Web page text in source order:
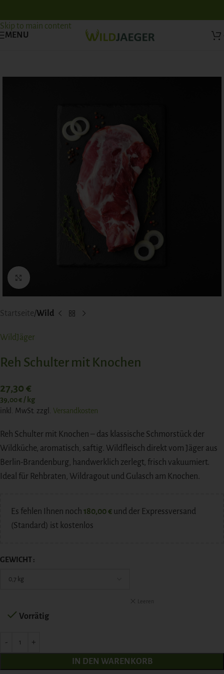
Skip to main content
MENU
Click to enlarge
Startseite Wild
WildJäger
Reh Schulter mit Knochen
27,30 €
39,00€ / kg
inkl. MwSt. zzgl. Versandkosten
Reh Schulter mit Knochen – das klassische Schmorstück der
Wildküche, aromatisch, saftig. Wildfleisch direkt vom Jäger aus
Berlin-Brandenburg, handwerklich zerlegt, frisch vakuumiert.
Ideal für Rehbraten, Wildragout und Gulasch am Knochen.
Es fehlen Ihnen noch 180,00€ und der Expressversand
(Standard) ist kostenlos
GEWICHT
Leeren
Vorrätig
IN DEN WARENKORB